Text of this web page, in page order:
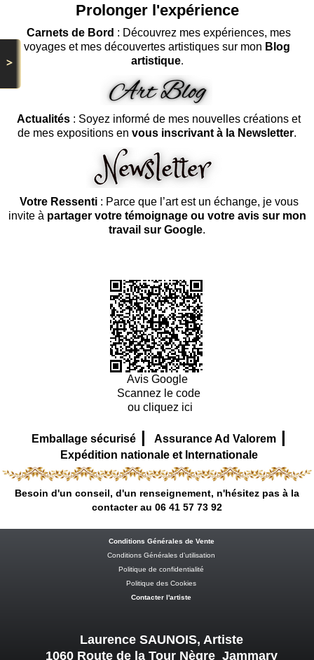
>
Prolonger l'expérience
Carnets de Bord : Découvrez mes expériences, mes
voyages et mes découvertes artistiques sur mon Blog
artistique.
Actualités : Soyez informé de mes nouvelles créations et
de mes expositions en vous inscrivant à la Newsletter.
Votre Ressenti: Parce que l’art est un échange, je vous
invite à partager votre témoignage ou votre avis sur mon
travail sur Google.
Avis Google
Scannez le code
ou cliquez ici
Emballage sécurisé | Assurance Ad Valorem |
Expédition nationale et Internationale
Besoin d'un conseil, d'un renseignement, n'hésitez pas à la
contacter au 06 41 57 73 92
Conditions Générales de Vente
Conditions Générales d’utilisation
Politique de confidentialité
Politique des Cookies
Contacter l'artiste
Laurence SAUNOIS, Artiste
1060 Route de la Tour Nègre Jammary